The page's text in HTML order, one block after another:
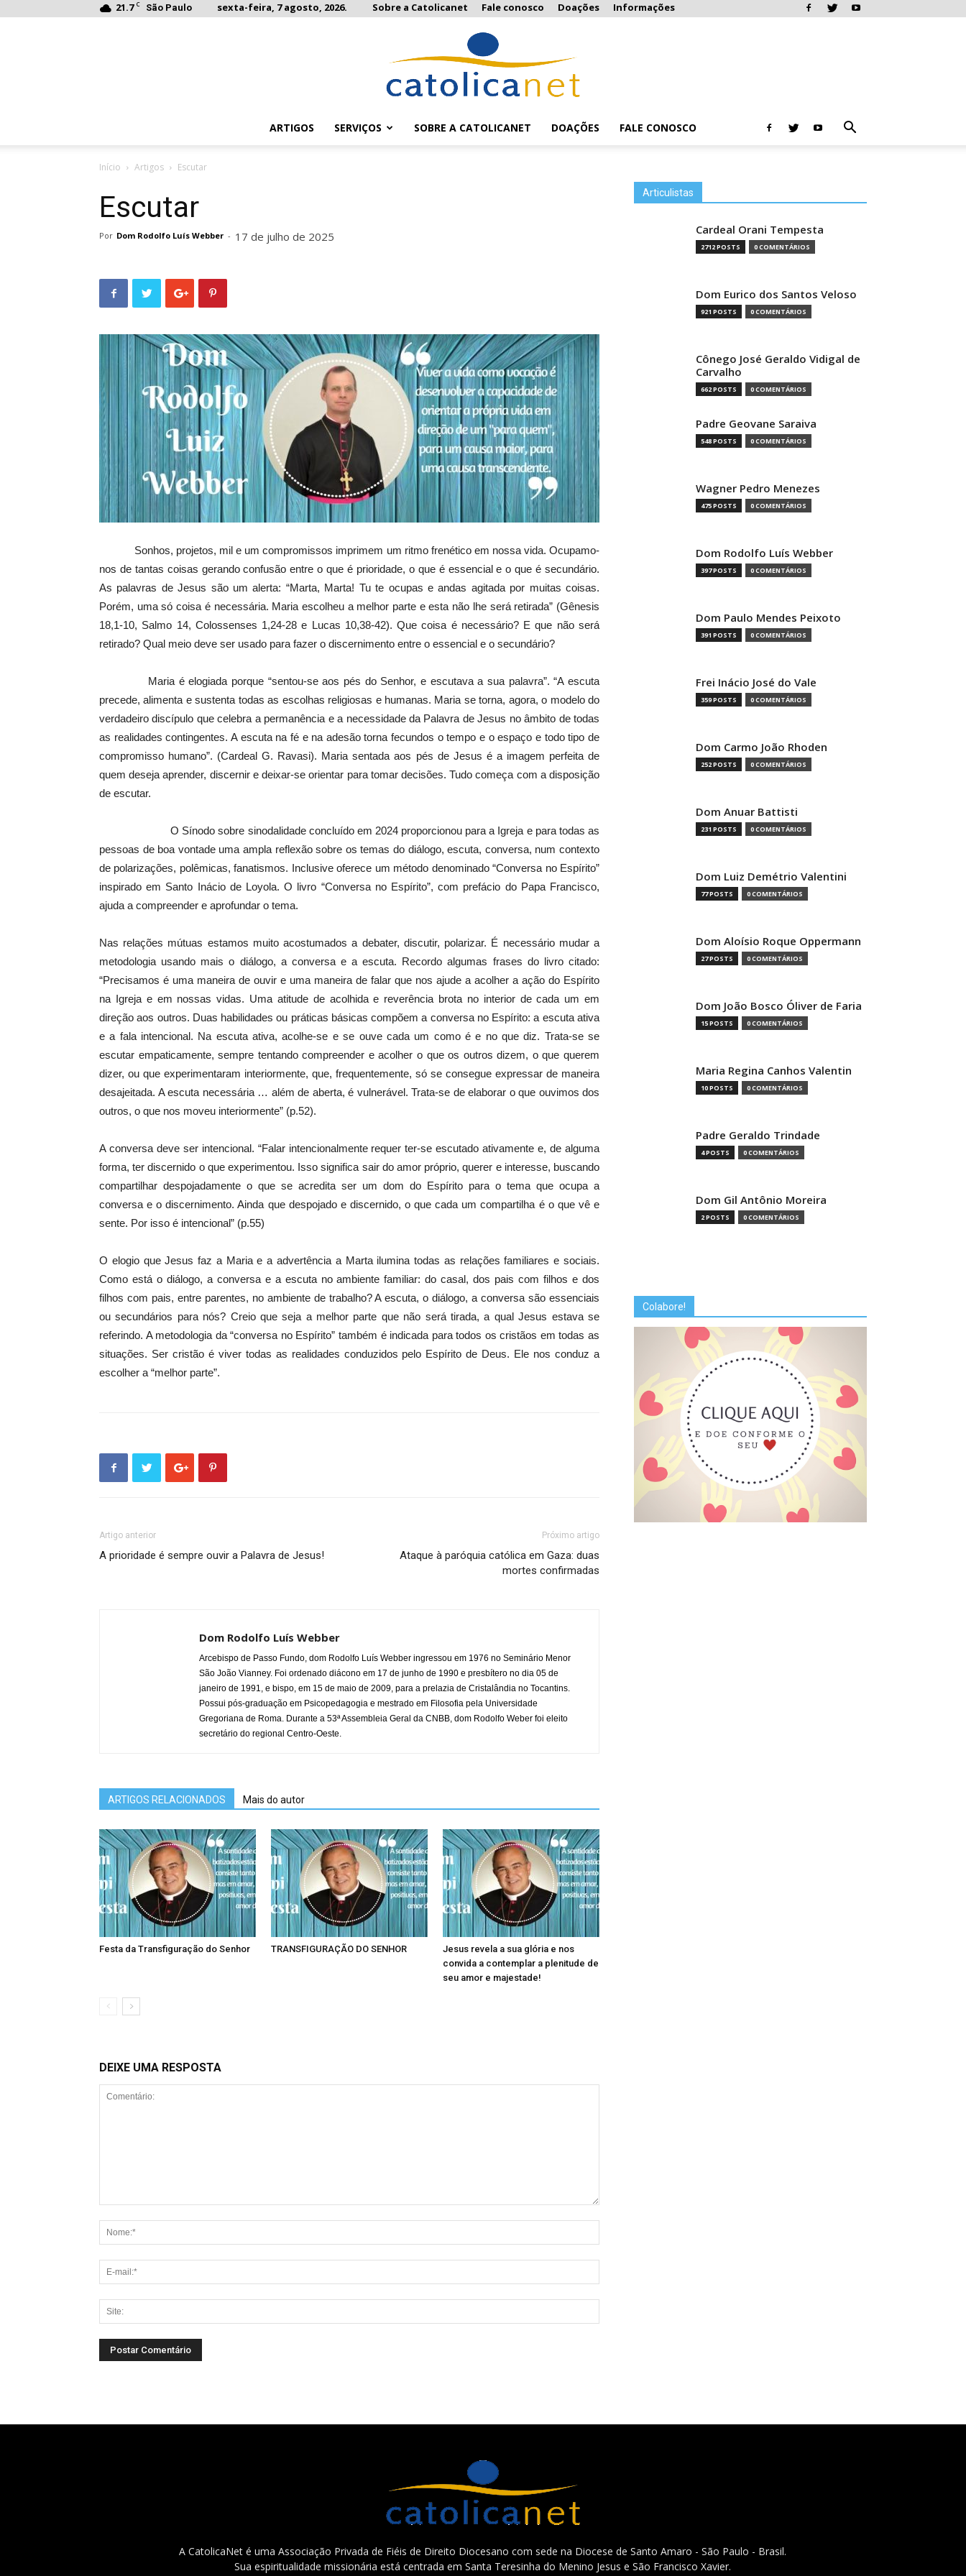
21.7 C São Paulo sexta-feira, 7 agosto, 2026. Sobre a Catolicanet Fale conosco Doações Informações
ARTIGOS SERVIÇOS SOBRE A CATOLICANET DOAÇÕES FALE CONOSCO
Início Artigos Escutar
Escutar
Por Dom Rodolfo Luís Webber - 17 de julho de 2025
Sonhos, projetos, mil e um compromissos imprimem um ritmo frenético em nossa vida. Ocupamo-
nos de tantas coisas gerando confusão entre o que é prioridade, o que é essencial e o que é secundário.
As palavras de Jesus são um alerta: “Marta, Marta! Tu te ocupas e andas agitada por muitas coisas.
Porém, uma só coisa é necessária. Maria escolheu a melhor parte e esta não lhe será retirada” (Gênesis
18,1-10, Salmo 14, Colossenses 1,24-28 e Lucas 10,38-42). Que coisa é necessário? E que não será
retirado? Qual meio deve ser usado para fazer o discernimento entre o essencial e o secundário?
Maria é elogiada porque “sentou-se aos pés do Senhor, e escutava a sua palavra”. “A escuta
precede, alimenta e sustenta todas as escolhas religiosas e humanas. Maria se torna, agora, o modelo do
verdadeiro discípulo que celebra a permanência e a necessidade da Palavra de Jesus no âmbito de todas
as realidades contingentes. A escuta na fé e na adesão torna fecundos o tempo e o espaço e todo tipo de
compromisso humano”. (Cardeal G. Ravasi). Maria sentada aos pés de Jesus é a imagem perfeita de
quem deseja aprender, discernir e deixar-se orientar para tomar decisões. Tudo começa com a disposição
de escutar.
O Sínodo sobre sinodalidade concluído em 2024 proporcionou para a Igreja e para todas as
pessoas de boa vontade uma ampla reflexão sobre os temas do diálogo, escuta, conversa, num contexto
de polarizações, polêmicas, fanatismos. Inclusive oferece um método denominado “Conversa no Espírito”
inspirado em Santo Inácio de Loyola. O livro “Conversa no Espírito”, com prefácio do Papa Francisco,
ajuda a compreender e aprofundar o tema.
Nas relações mútuas estamos muito acostumados a debater, discutir, polarizar. É necessário mudar a
metodologia usando mais o diálogo, a conversa e a escuta. Recordo algumas frases do livro citado:
“Precisamos é uma maneira de ouvir e uma maneira de falar que nos ajude a acolher a ação do Espírito
na Igreja e em nossas vidas. Uma atitude de acolhida e reverência brota no interior de cada um em
direção aos outros. Duas habilidades ou práticas básicas compõem a conversa no Espírito: a escuta ativa
e a fala intencional. Na escuta ativa, acolhe-se e se ouve cada um como é e no que diz. Trata-se se
escutar empaticamente, sempre tentando compreender e acolher o que os outros dizem, o que querem
dizer, ou que experimentaram interiormente, que, frequentemente, só se consegue expressar de maneira
desajeitada. A escuta necessária … além de aberta, é vulnerável. Trata-se de elaborar o que ouvimos dos
outros, o que nos moveu interiormente” (p.52).
A conversa deve ser intencional. “Falar intencionalmente requer ter-se escutado ativamente e, de alguma
forma, ter discernido o que experimentou. Isso significa sair do amor próprio, querer e interesse, buscando
compartilhar despojadamente o que se acredita ser um dom do Espírito para o tema que ocupa a
conversa e o discernimento. Ainda que despojado e discernido, o que cada um compartilha é o que vê e
sente. Por isso é intencional” (p.55)
O elogio que Jesus faz a Maria e a advertência a Marta ilumina todas as relações familiares e sociais.
Como está o diálogo, a conversa e a escuta no ambiente familiar: do casal, dos pais com filhos e dos
filhos com pais, entre parentes, no ambiente de trabalho? A escuta, o diálogo, a conversa são essenciais
ou secundários para nós? Creio que seja a melhor parte que não será tirada, a qual Jesus estava se
referindo. A metodologia da “conversa no Espírito” também é indicada para todos os cristãos em todas as
situações. Ser cristão é viver todas as realidades conduzidos pelo Espírito de Deus. Ele nos conduz a
escolher a “melhor parte”.
Artigo anterior
A prioridade é sempre ouvir a Palavra de Jesus!
Próximo artigo
Ataque à paróquia católica em Gaza: duas
mortes confirmadas
Dom Rodolfo Luís Webber
Arcebispo de Passo Fundo, dom Rodolfo Luís Webber ingressou em 1976 no Seminário Menor
São João Vianney. Foi ordenado diácono em 17 de junho de 1990 e presbítero no dia 05 de
janeiro de 1991, e bispo, em 15 de maio de 2009, para a prelazia de Cristalândia no Tocantins.
Possui pós-graduação em Psicopedagogia e mestrado em Filosofia pela Universidade
Gregoriana de Roma. Durante a 53ª Assembleia Geral da CNBB, dom Rodolfo Weber foi eleito
secretário do regional Centro-Oeste.
ARTIGOS RELACIONADOS Mais do autor
Festa da Transfiguração do Senhor TRANSFIGURAÇÃO DO SENHOR
Jesus revela a sua glória e nos
convida a contemplar a plenitude de
seu amor e majestade!
DEIXE UMA RESPOSTA
Articulistas
Cardeal Orani Tempesta
2712 POSTS 0 COMENTÁRIOS
Dom Eurico dos Santos Veloso
921 POSTS 0 COMENTÁRIOS
Cônego José Geraldo Vidigal de
Carvalho
662 POSTS 0 COMENTÁRIOS
Padre Geovane Saraiva
548 POSTS 0 COMENTÁRIOS
Wagner Pedro Menezes
475 POSTS 0 COMENTÁRIOS
Dom Rodolfo Luís Webber
397 POSTS 0 COMENTÁRIOS
Dom Paulo Mendes Peixoto
391 POSTS 0 COMENTÁRIOS
Frei Inácio José do Vale
359 POSTS 0 COMENTÁRIOS
Dom Carmo João Rhoden
252 POSTS 0 COMENTÁRIOS
Dom Anuar Battisti
231 POSTS 0 COMENTÁRIOS
Dom Luiz Demétrio Valentini
77 POSTS 0 COMENTÁRIOS
Dom Aloísio Roque Oppermann
27 POSTS 0 COMENTÁRIOS
Dom João Bosco Óliver de Faria
15 POSTS 0 COMENTÁRIOS
Maria Regina Canhos Valentin
10 POSTS 0 COMENTÁRIOS
Padre Geraldo Trindade
4 POSTS 0 COMENTÁRIOS
Dom Gil Antônio Moreira
2 POSTS 0 COMENTÁRIOS
Colabore!
A CatolicaNet é uma Associação Privada de Fiéis de Direito Diocesano com sede na Diocese de Santo Amaro - São Paulo - Brasil.
Sua espiritualidade missionária está centrada em Santa Teresinha do Menino Jesus e São Francisco Xavier.